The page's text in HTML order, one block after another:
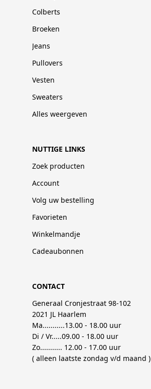
Colberts
Broeken
Jeans
Pullovers
Vesten
Sweaters
Alles weergeven
NUTTIGE LINKS
Zoek producten
Account
Volg uw bestelling
Favorieten
Winkelmandje
Cadeaubonnen
CONTACT
Generaal Cronjestraat 98-102
2021 JL Haarlem
Ma...........13.00 - 18.00 uur
Di / Vr.....09.00 - 18.00 uur
Zo........... 12.00 - 17.00 uur
( alleen laatste zondag v/d maand )